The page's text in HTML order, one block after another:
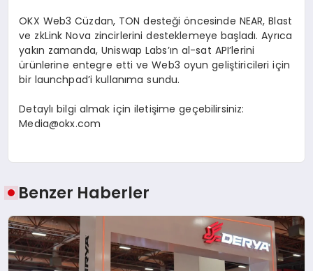
OKX Web3 Cüzdan, TON desteği öncesinde NEAR, Blast
ve zkLink Nova zincirlerini desteklemeye başladı. Ayrıca
yakın zamanda, Uniswap Labs’ın al-sat API’lerini
ürünlerine entegre etti ve Web3 oyun geliştiricileri için
bir launchpad’i kullanıma sundu.
Detaylı bilgi almak için iletişime geçebilirsiniz:
Media@okx.com
Benzer Haberler